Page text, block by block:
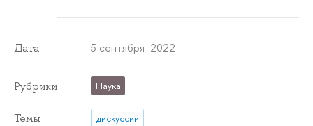
Дата 5 сентября 2022
Рубрики Наука
Темы
дискуссии